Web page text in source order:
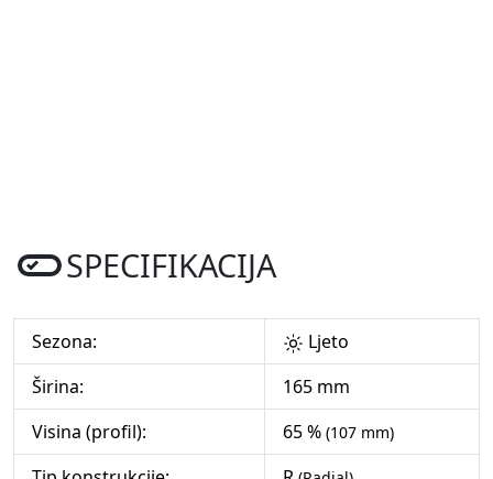
SPECIFIKACIJA
Sezona:
Ljeto
Širina:
165 mm
Visina (profil):
65 % (107 mm)